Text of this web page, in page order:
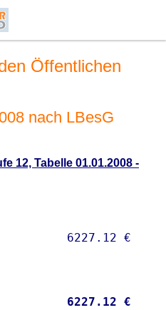
Öffentlichen
nach LBesG
12, Tabelle 01.01.2008 -
6227.12 €